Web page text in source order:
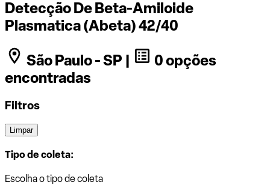
Detecção De Beta-Amiloide
Plasmatica (Abeta) 42/40
São Paulo - SP |
0 opções
encontradas
Filtros
Limpar
Tipo de coleta:
Escolha o tipo de coleta